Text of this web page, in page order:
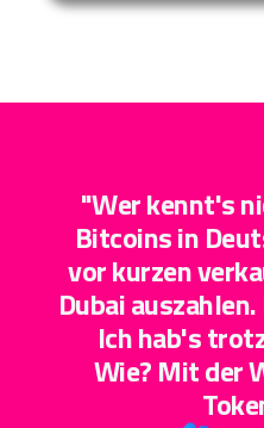
"Wer kennt's
Bitcoins in
vor kurzen
Dubai
Ich hab's
Wie? Mit der